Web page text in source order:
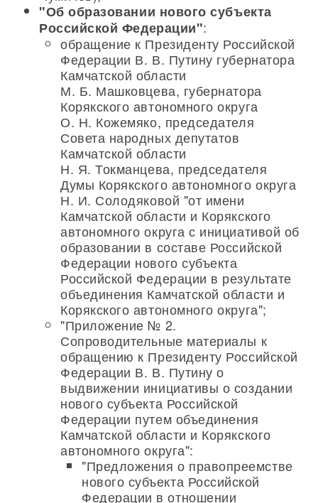
"Об образовании нового субъекта
Российской Федерации":
обращение к Президенту Российской
Федерации В. В. Путину губернатора
Камчатской области
М. Б. Машковцева, губернатора
Корякского автономного округа
О. Н. Кожемяко, председателя
Совета народных депутатов
Камчатской области
Н. Я. Токманцева, председателя
Думы Корякского автономного округа
Н. И. Солодяковой "от имени
Камчатской области и Корякского
автономного округа с инициативой об
образовании в составе Российской
Федерации нового субъекта
Российской Федерации в результате
объединения Камчатской области и
Корякского автономного округа";
"Приложение № 2.
Сопроводительные материалы к
обращению к Президенту Российской
Федерации В. В. Путину о
выдвижении инициативы о создании
нового субъекта Российской
Федерации путем объединения
Камчатской области и Корякского
автономного округа":
"Предложения о правопреемстве
нового субъекта Российской
Федерации в отношении